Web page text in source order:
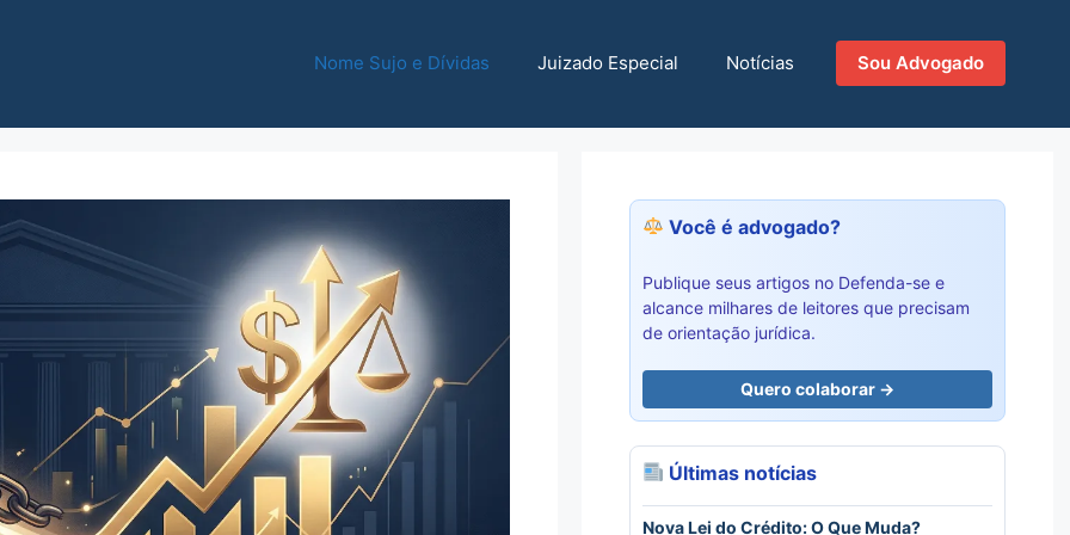
Nome Sujo e Dívidas Juizado Especial Notícias Sou Advogado
Você é advogado?
Publique seus artigos no Defenda-se e
alcance milhares de leitores que precisam
de orientação jurídica.
Quero colaborar →
Últimas notícias
Nova Lei do Crédito: O Que Muda?